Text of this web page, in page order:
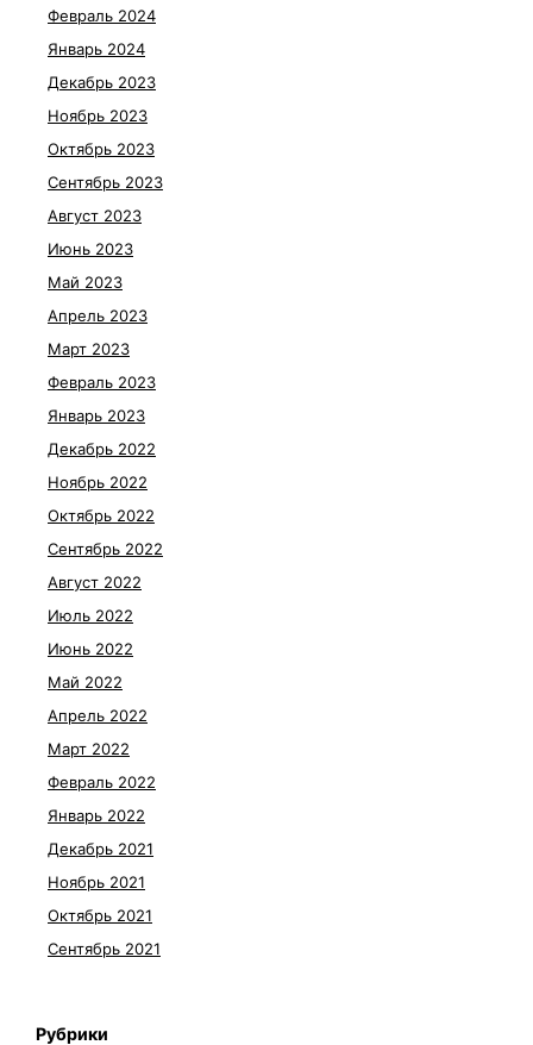
Февраль 2024
Январь 2024
Декабрь 2023
Ноябрь 2023
Октябрь 2023
Сентябрь 2023
Август 2023
Июнь 2023
Май 2023
Апрель 2023
Март 2023
Февраль 2023
Январь 2023
Декабрь 2022
Ноябрь 2022
Октябрь 2022
Сентябрь 2022
Август 2022
Июль 2022
Июнь 2022
Май 2022
Апрель 2022
Март 2022
Февраль 2022
Январь 2022
Декабрь 2021
Ноябрь 2021
Октябрь 2021
Сентябрь 2021
Рубрики